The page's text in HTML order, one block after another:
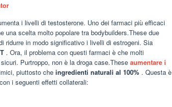
i livelli di testosterone. Uno dei farmaci più efficaci
una scelta molto popolare tra bodybuilders.These due
ridurre in modo significativo i livelli di estrogeni. Sia
. Ora, il problema con questi farmaci è che molti
Purtroppo, non è la droga case.These aumentare i
piuttosto che ingredienti naturali al 100% . Questa è
i seguenti effetti collaterali: